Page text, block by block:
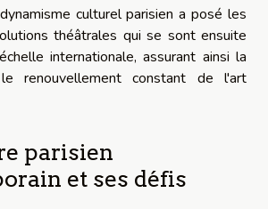
culturel parisien a posé les
théâtrales qui se sont ensuite
internationale, assurant ainsi la
renouvellement constant de l'art
parisien
et ses défis